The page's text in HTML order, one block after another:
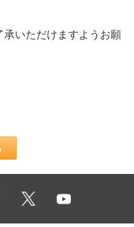
承いただけますようお願